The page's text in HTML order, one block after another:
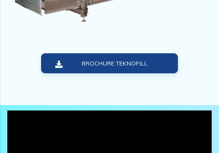
BROCHURE TEKNOFILL